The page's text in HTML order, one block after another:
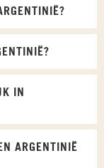
IN
ARGENTINIË